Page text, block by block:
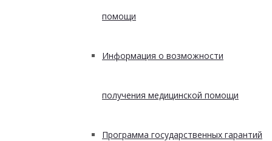
помощи
Информация о возможности
получения медицинской помощи
Программа государственных гарантий